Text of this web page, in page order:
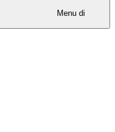
Menu di